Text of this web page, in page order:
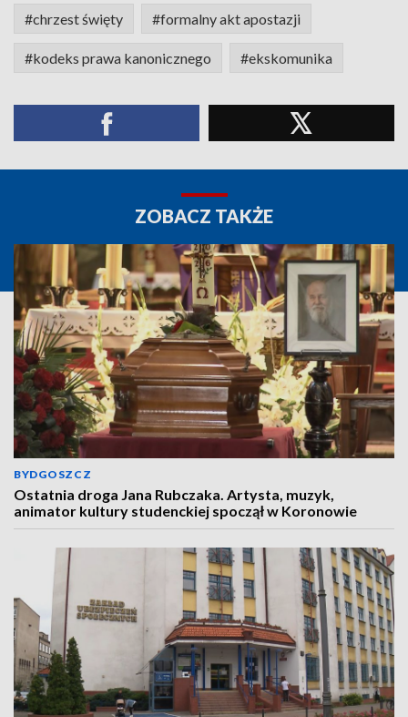
#chrzest święty #formalny akt apostazji
#kodeks prawa kanonicznego #ekskomunika
ZOBACZ TAKŻE
BYDGOSZCZ
Ostatnia droga Jana Rubczaka. Artysta, muzyk,
animator kultury studenckiej spoczął w Koronowie